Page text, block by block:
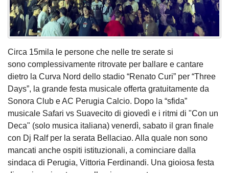
Circa 15mila le persone che nelle tre serate si
sono complessivamente ritrovate per ballare e cantare
dietro la Curva Nord dello stadio “Renato Curi” per “Three
Days”, la grande festa musicale offerta gratuitamente da
Sonora Club e AC Perugia Calcio. Dopo la “sfida”
musicale Safari vs Suavecito di giovedì e i ritmi di "Con un
Deca" (solo musica italiana) venerdì, sabato il gran finale
con Dj Ralf per la serata Bellaciao. Alla quale non sono
mancati anche ospiti istituzionali, a cominciare dalla
sindaca di Perugia, Vittoria Ferdinandi. Una gioiosa festa